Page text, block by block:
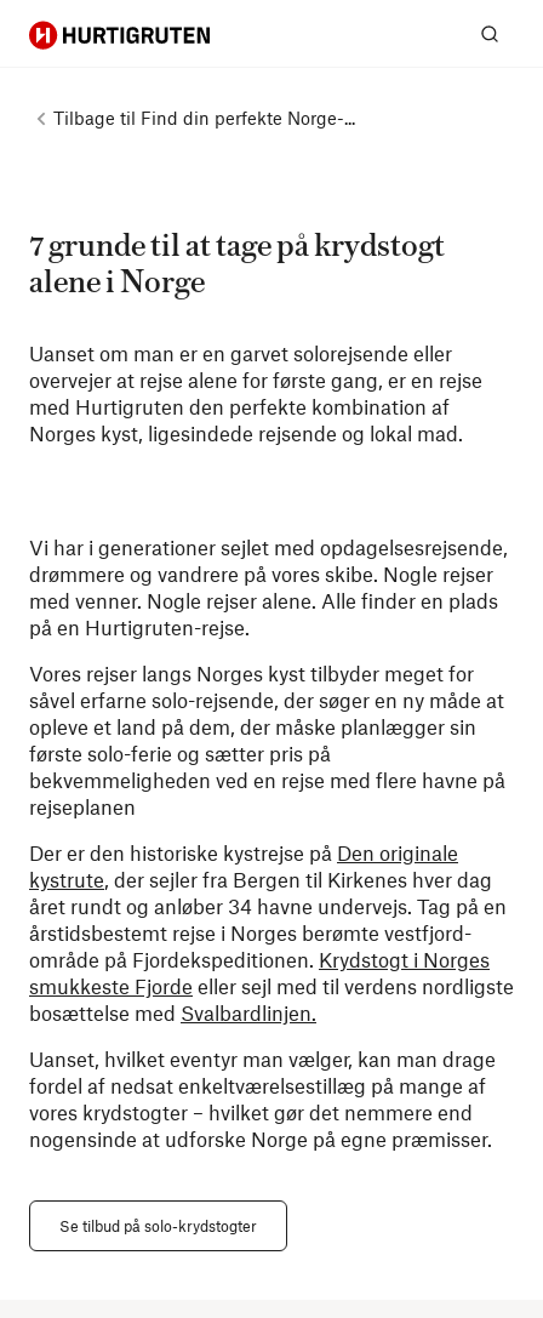
Hurtigruten
Tilbage til Find din perfekte Norge-...
7 grunde til at tage på krydstogt
alene i Norge
Uanset om man er en garvet solorejsende eller
overvejer at rejse alene for første gang, er en rejse
med Hurtigruten den perfekte kombination af
Norges kyst, ligesindede rejsende og lokal mad.
Vi har i generationer sejlet med opdagelsesrejsende,
drømmere og vandrere på vores skibe. Nogle rejser
med venner. Nogle rejser alene. Alle finder en plads
på en Hurtigruten-rejse.
Vores rejser langs Norges kyst tilbyder meget for
såvel erfarne solo-rejsende, der søger en ny måde at
opleve et land på dem, der måske planlægger sin
første solo-ferie og sætter pris på
bekvemmeligheden ved en rejse med flere havne på
rejseplanen
Der er den historiske kystrejse på Den originale
kystrute, der sejler fra Bergen til Kirkenes hver dag
året rundt og anløber 34 havne undervejs. Tag på en
årstidsbestemt rejse i Norges berømte vestfjord-
område på Fjordekspeditionen. Krydstogt i Norges
smukkeste Fjorde eller sejl med til verdens nordligste
bosættelse med Svalbardlinjen.
Uanset, hvilket eventyr man vælger, kan man drage
fordel af nedsat enkeltværelsestillæg på mange af
vores krydstogter – hvilket gør det nemmere end
nogensinde at udforske Norge på egne præmisser.
Se tilbud på solo-krydstogter